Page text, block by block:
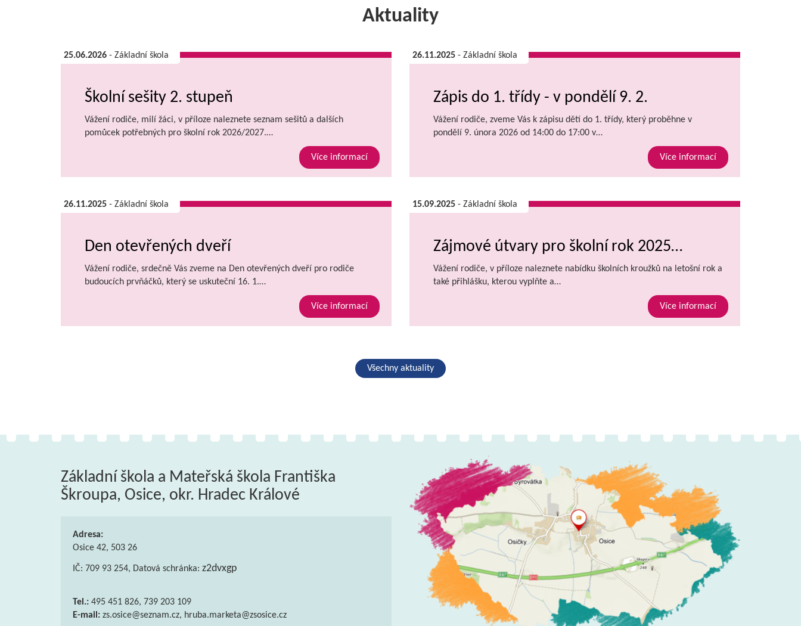
Aktuality
25.06.2026 - Základní škola
Školní sešity 2. stupeň
Vážení rodiče, milí žáci, v příloze naleznete seznam sešitů a dalších
pomůcek potřebných pro školní rok 2026/2027.…
Více informací
26.11.2025 - Základní škola
Zápis do 1. třídy - v pondělí 9. 2.
Vážení rodiče, zveme Vás k zápisu dětí do 1. třídy, který proběhne v
pondělí 9. února 2026 od 14:00 do 17:00 v…
Více informací
26.11.2025 - Základní škola
Den otevřených dveří
Vážení rodiče, srdečně Vás zveme na Den otevřených dveří pro rodiče
budoucích prvňáčků, který se uskuteční 16. 1.…
Více informací
15.09.2025 - Základní škola
Zájmové útvary pro školní rok 2025…
Vážení rodiče, v příloze naleznete nabídku školních kroužků na letošní rok a
také přihlášku, kterou vyplňte a…
Více informací
Všechny aktuality
Základní škola a Mateřská škola Františka
Škroupa, Osice, okr. Hradec Králové
Adresa:
Osice 42, 503 26
IČ: 709 93 254, Datová schránka: z2dvxgp
Tel.: 495 451 826, 739 203 109
E-mail: zs.osice@seznam.cz, hruba.marketa@zsosice.cz